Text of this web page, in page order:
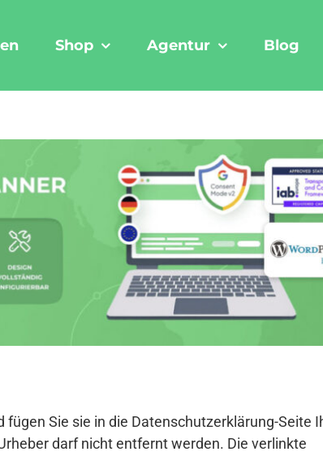
Shop Agentur Blog
fügen Sie sie in die Datenschutzerklärung-Seite
darf nicht entfernt werden. Die verlinkte